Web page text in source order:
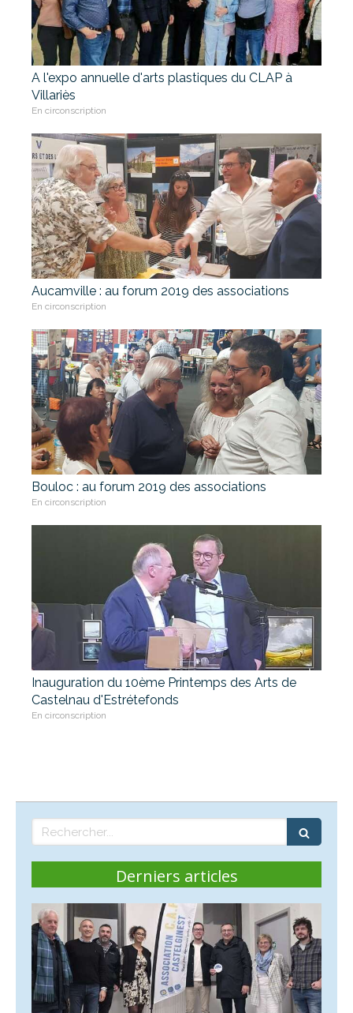
A l'expo annuelle d'arts plastiques du CLAP à
Villariès
En circonscription
Aucamville : au forum 2019 des associations
En circonscription
Bouloc : au forum 2019 des associations
En circonscription
Inauguration du 10ème Printemps des Arts de
Castelnau d'Estrétefonds
En circonscription
Rechercher
Derniers articles